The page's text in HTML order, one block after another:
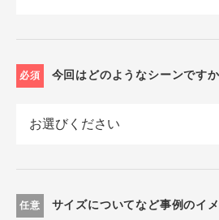
必須 今回はどのようなシーンです
任意
サイズについてなど事例のイ